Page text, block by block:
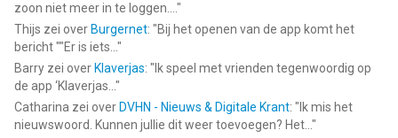
zoon niet meer in te loggen.... "
Thijs zei over Burgernet: "Bij het openen van de app komt het
bericht ""Er is iets... "
Barry zei over Klaverjas: " Ik speel met vrienden tegenwoordig op
de app ‘Klaverjas... "
Catharina zei over DVHN - Nieuws & Digitale Krant: " Ik mis het
nieuwswoord. Kunnen jullie dit weer toevoegen? Het... "